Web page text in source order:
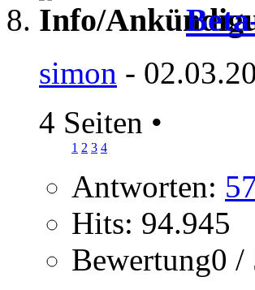
simon -
4 Seiten •
1 2 3 4
Antworten:
Hits: 94.945
Bewertung0 /